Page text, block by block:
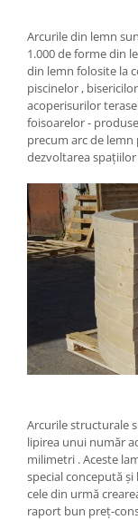
Arcurile din lemn
1.000 de forme din
din lemn folosite la
piscinelor ,
acoperisurilor
foisoarelor -
precum arc de
dezvoltarea
Arcurile structurale
lipirea unui număr
milimetri . Aceste
special concepută
cele din urmă
raport bun preț-